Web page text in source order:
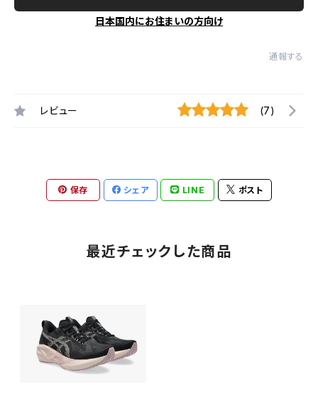
日本国内にお住まいの方向け
通報する
レビュー (7)
保存 シェア LINE ポスト
最近チェックした商品